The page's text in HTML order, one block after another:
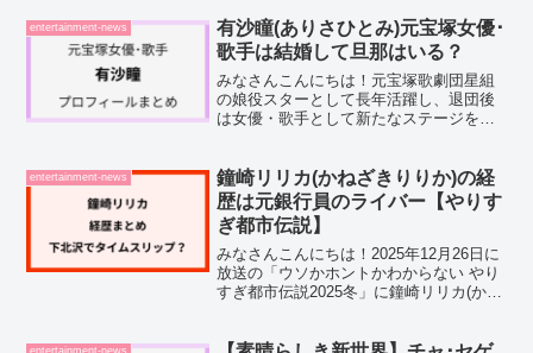
て気になった方も多いのではないでしょ
うか。そこで今回は、ド...
entertainment-news
有沙瞳(ありさひとみ)元宝塚女優･
歌手は結婚して旦那はいる？
みなさんこんにちは！元宝塚歌劇団星組
の娘役スターとして長年活躍し、退団後
は女優・歌手として新たなステージを歩
なく、演歌・ミュージカルのファン層に
も広く愛されています。そ...
entertainment-news
鐘崎リリカ(かねざきりりか)の経
歴は元銀行員のライバー【やりす
ぎ都市伝説】
みなさんこんにちは！2025年12月26日に
放送の「ウソかホントかわからない やり
すぎ都市伝説2025冬」に鐘崎リリカ(かね
が、鐘崎リリカさんがどんな人なのか経